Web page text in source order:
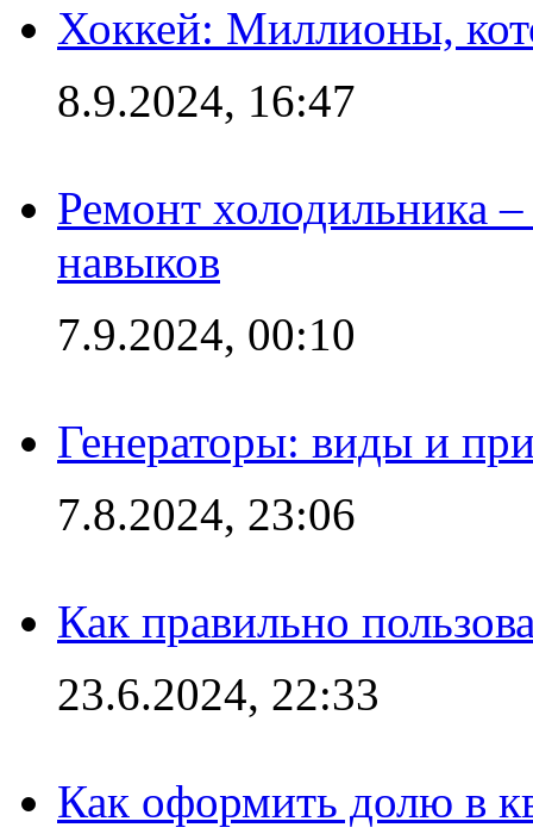
Хоккей: Миллионы,
8.9.2024, 16:47
Ремонт холодильника
навыков
7.9.2024, 00:10
Генераторы: виды и
7.8.2024, 23:06
Как правильно
23.6.2024, 22:33
Как оформить долю в